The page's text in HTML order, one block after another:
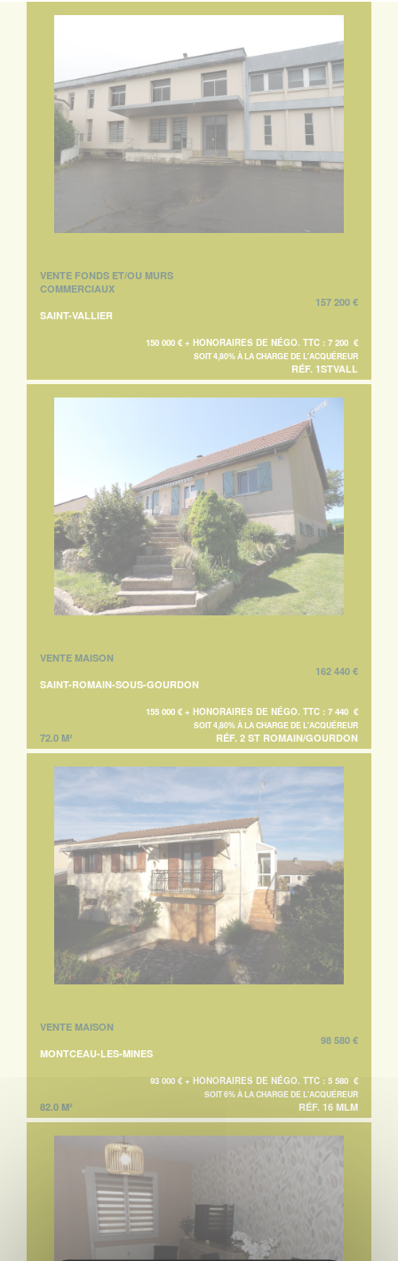
VENTE FONDS ET/OU MURS
COMMERCIAUX
157 200 €
SAINT-VALLIER
150 000 € + HONORAIRES DE NÉGO. TTC : 7 200 €
SOIT 4,80% À LA CHARGE DE L'ACQUÉREUR
RÉF. 1STVALL
VENTE MAISON
162 440 €
SAINT-ROMAIN-SOUS-GOURDON
155 000 € + HONORAIRES DE NÉGO. TTC : 7 440 €
SOIT 4,80% À LA CHARGE DE L'ACQUÉREUR
72.0 M² RÉF. 2 ST ROMAIN/GOURDON
VENTE MAISON
98 580 €
MONTCEAU-LES-MINES
93 000 € + HONORAIRES DE NÉGO. TTC : 5 580 €
SOIT 6% À LA CHARGE DE L'ACQUÉREUR
82.0 M² RÉF. 16 MLM